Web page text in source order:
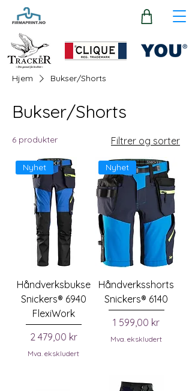
Hjem Bukser/Shorts
Bukser/Shorts
6 produkter Filtrer og sorter
Nyhet
Håndverksbukse
Snickers® 6940
FlexiWork
Pris
2 479,00 kr
Mva. ekskludert
Nyhet
Håndverksshorts
Snickers® 6140
Pris
1 599,00 kr
Mva. ekskludert